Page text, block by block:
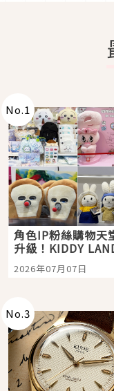
No.1
角色IP粉絲購物天
升級！KIDDY
宿店吉伊卡哇迎客
開幕 OMOKADO 店
2026年07月07日
No.3